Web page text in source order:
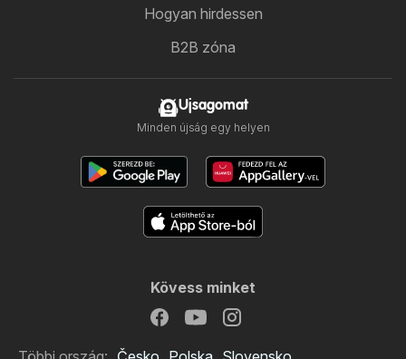
Hogyan hirdessen
B2B zóna
Ujsagomat
Minden újság egy helyen
Kövess minket